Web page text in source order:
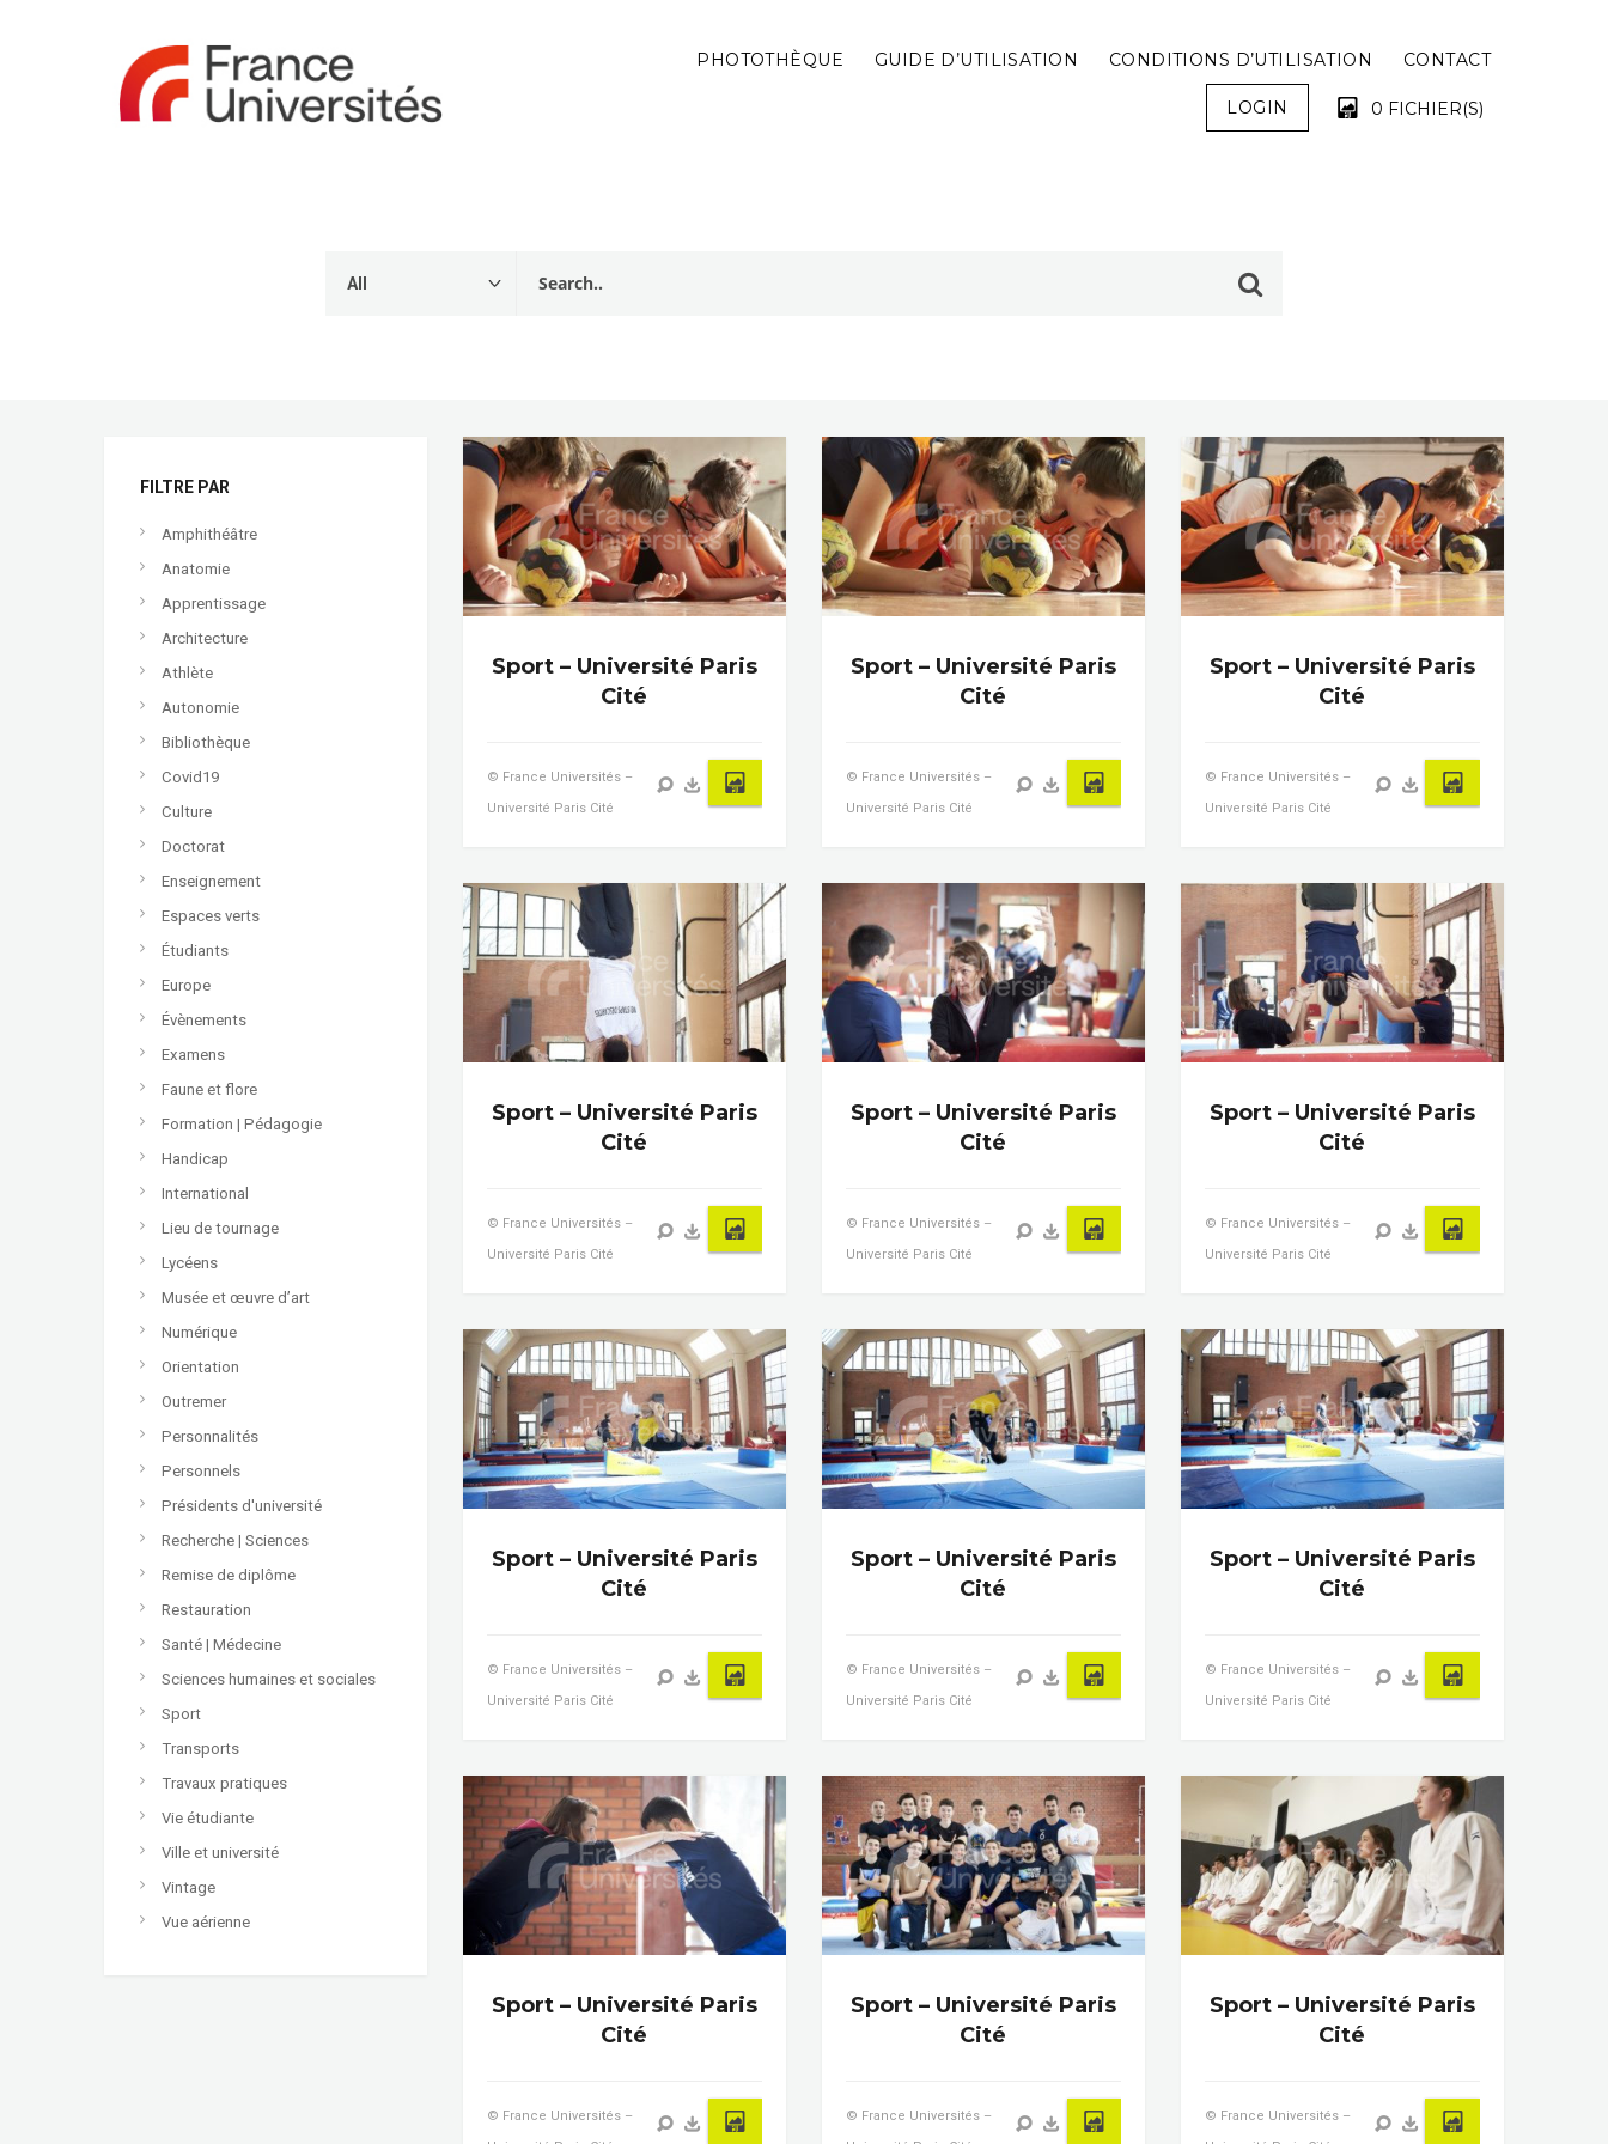
PHOTOTHÈQUE GUIDE D’UTILISATION CONDITIONS D’UTILISATION CONTACT
LOGIN 0 FICHIER(S)
FILTRE PAR
Amphithéâtre
Anatomie
Apprentissage
Architecture
Athlète
Autonomie
Bibliothèque
Covid19
Culture
Doctorat
Enseignement
Espaces verts
Étudiants
Europe
Évènements
Examens
Faune et flore
Formation | Pédagogie
Handicap
International
Lieu de tournage
Lycéens
Musée et œuvre d’art
Numérique
Orientation
Outremer
Personnalités
Personnels
Présidents d'université
Recherche | Sciences
Remise de diplôme
Restauration
Santé | Médecine
Sciences humaines et sociales
Sport
Transports
Travaux pratiques
Vie étudiante
Ville et université
Vintage
Vue aérienne
Sport – Université Paris
Cité
© France Universités –
Université Paris Cité
Sport – Université Paris
Cité
© France Universités –
Université Paris Cité
Sport – Université Paris
Cité
© France Universités –
Université Paris Cité
Sport – Université Paris
Cité
© France Universités –
Université Paris Cité
Sport – Université Paris
Cité
© France Universités –
Université Paris Cité
Sport – Université Paris
Cité
© France Universités –
Université Paris Cité
Sport – Université Paris
Cité
© France Universités –
Université Paris Cité
Sport – Université Paris
Cité
© France Universités –
Université Paris Cité
Sport – Université Paris
Cité
© France Universités –
Université Paris Cité
Sport – Université Paris
Cité
© France Universités –
Sport – Université Paris
Cité
© France Universités –
Sport – Université Paris
Cité
© France Universités –